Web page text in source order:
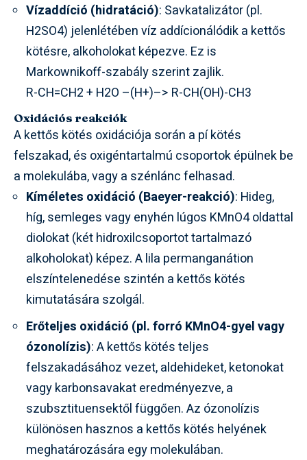
Vízaddíció (hidratáció): Savkatalizátor (pl.
H2SO4) jelenlétében víz addícionálódik a kettős
kötésre, alkoholokat képezve. Ez is
Markownikoff-szabály szerint zajlik.
R-CH=CH2 + H2O –(H+)–> R-CH(OH)-CH3
Oxidációs reakciók
A kettős kötés oxidációja során a pí kötés
felszakad, és oxigéntartalmú csoportok épülnek be
a molekulába, vagy a szénlánc felhasad.
Kíméletes oxidáció (Baeyer-reakció): Hideg,
híg, semleges vagy enyhén lúgos KMnO4 oldattal
diolokat (két hidroxilcsoportot tartalmazó
alkoholokat) képez. A lila permanganátion
elszíntelenedése szintén a kettős kötés
kimutatására szolgál.
Erőteljes oxidáció (pl. forró KMnO4-gyel vagy
ózonolízis): A kettős kötés teljes
felszakadásához vezet, aldehideket, ketonokat
vagy karbonsavakat eredményezve, a
szubsztituensektől függően. Az ózonolízis
különösen hasznos a kettős kötés helyének
meghatározására egy molekulában.